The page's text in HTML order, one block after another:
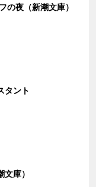
の夜（新潮文庫）
タント
庫）